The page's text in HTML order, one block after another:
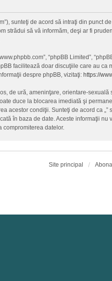
sunteţi de acord să intraţi din
strădui să vă informăm, deşi ar fi
“phpBB Limited”,
facilitează doar discuţiile care au
despre phpBB, vizitaţi: https://
de ură, ameninţare, orientare-
duce la blocarea imediată şi
acestor condiţii. Sunteţi de acord ca
în baza de date. Aceste informaţii
compromiterea datelor.
Site principal